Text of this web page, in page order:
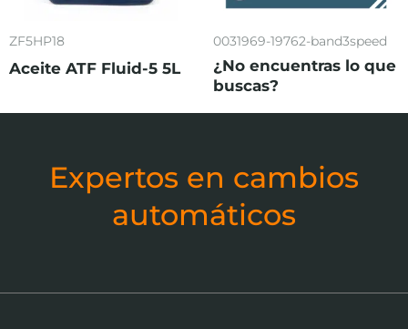
ZF5HP18
Aceite ATF Fluid-5 5L
0031969-19762-band3speed
¿No encuentras lo que
buscas?
Expertos en cambios
automáticos